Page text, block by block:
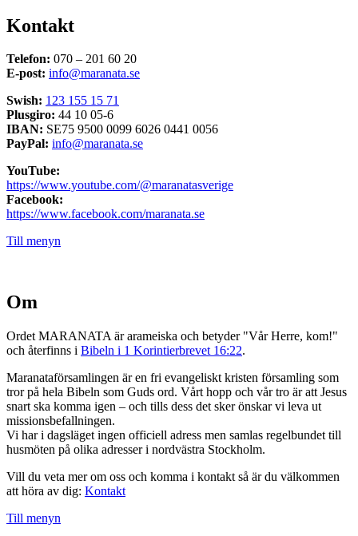
Kontakt
Telefon: 070 – 201 60 20
E-post: info@maranata.se
Swish: 123 155 15 71
Plusgiro: 44 10 05-6
IBAN: SE75 9500 0099 6026 0441 0056
PayPal: info@maranata.se
YouTube:
https://www.youtube.com/@maranatasverige
Facebook:
https://www.facebook.com/maranata.se
Till menyn
Om
Ordet MARANATA är arameiska och betyder "Vår Herre, kom!"
och återfinns i Bibeln i 1 Korintierbrevet 16:22.
Maranataförsamlingen är en fri evangeliskt kristen församling som
tror på hela Bibeln som Guds ord. Vårt hopp och vår tro är att Jesus
snart ska komma igen – och tills dess det sker önskar vi leva ut
missionsbefallningen.
Vi har i dagsläget ingen officiell adress men samlas regelbundet till
husmöten på olika adresser i nordvästra Stockholm.
Vill du veta mer om oss och komma i kontakt så är du välkommen
att höra av dig: Kontakt
Till menyn